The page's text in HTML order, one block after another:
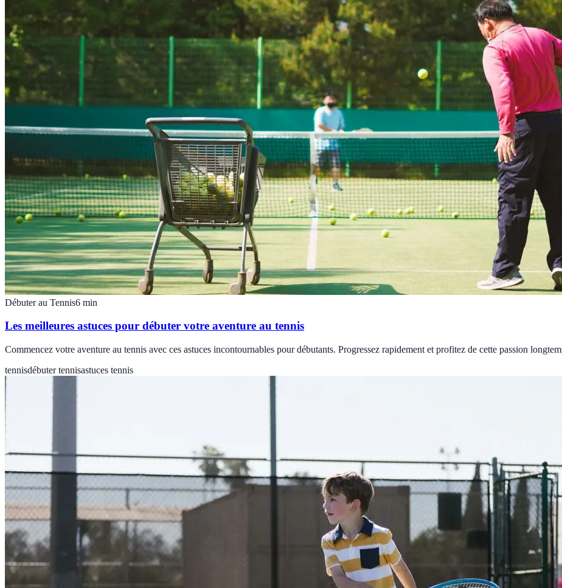
Débuter au Tennis6 min
Les meilleures astuces pour débuter votre aventure au tennis
Commencez votre aventure au tennis avec ces astuces incontournables pour débutants. Progressez rapidement et profitez de cette passion
tennisdébuter tennisastuces tennis